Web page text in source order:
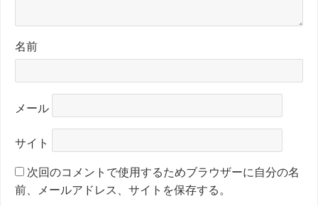
名前
メール
サイト
次回のコメントで使用するためブラウザーに自分の名
前、メールアドレス、サイトを保存する。